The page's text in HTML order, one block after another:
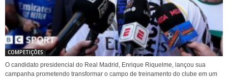
COMPETIÇÕES
O candidato presidencial do Real Madrid, Enrique Riquelme, lançou sua
campanha prometendo transformar o campo de treinamento do clube em um